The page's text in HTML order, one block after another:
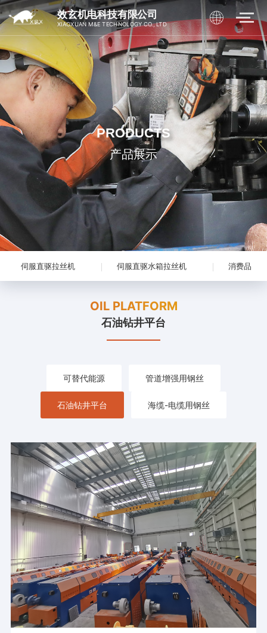
效玄机电科技有限公司
XIAOXUAN M&E TECHNOLOGY CO., LTD
PRODUCTS
产品展示
伺服直驱拉丝机 伺服直驱水箱拉丝机 消费品
OIL PLATFORM
石油钻井平台
可替代能源 管道增强用钢丝
石油钻井平台 海缆-电缆用钢丝